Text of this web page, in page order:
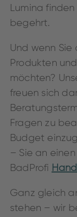
Lumina
begehrt.
Und wenn Sie
Produkten
möchten?
freuen sich
Fragen zu
Budget
– Sie an
BadProfi
Ganz gleich
stehen – wir